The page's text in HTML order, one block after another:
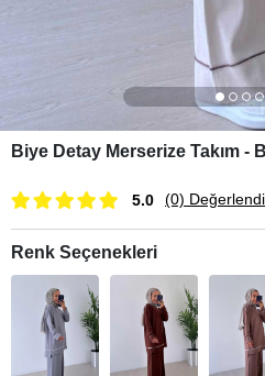
Biye Detay Merserize Takım -
5.0 (0)
Renk Seçenekleri